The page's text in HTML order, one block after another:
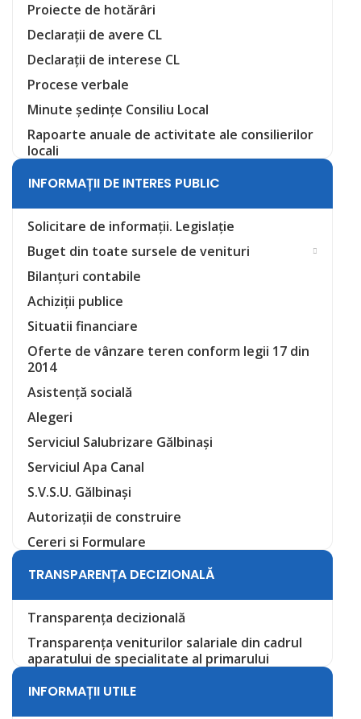
Proiecte de hotărâri
Declarații de avere CL
Declarații de interese CL
Procese verbale
Minute ședințe Consiliu Local
Rapoarte anuale de activitate ale consilierilor
locali
INFORMAȚII DE INTERES PUBLIC
Solicitare de informații. Legislație
Buget din toate sursele de venituri
Bilanțuri contabile
Achiziții publice
Situatii financiare
Oferte de vânzare teren conform legii 17 din
2014
Asistență socială
Alegeri
Serviciul Salubrizare Gălbinași
Serviciul Apa Canal
S.V.S.U. Gălbinași
Autorizații de construire
Cereri si Formulare
TRANSPARENȚA DECIZIONALĂ
Transparența decizională
Transparența veniturilor salariale din cadrul
aparatului de specialitate al primarului
INFORMAȚII UTILE